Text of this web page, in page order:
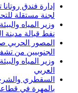
إدارة فندق
لجنة مستقلة
وزير المياه
نفط قبالة مدينة
المصور الحربي
الجنوبيين من
وزير المياه
العربي
السقطري
بالمهرة في